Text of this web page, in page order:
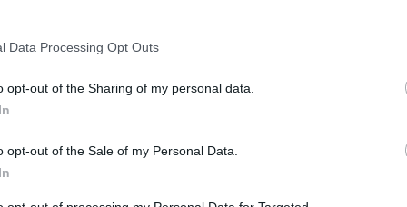
Data Processing Opt Outs
opt-out of the Sharing of my personal data.
opt-out of the Sale of my Personal Data.
empresarial: una
de 2022